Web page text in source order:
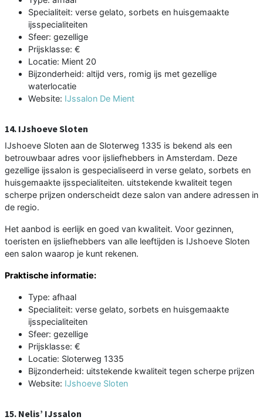
Specialiteit: verse gelato, sorbets en huisgemaakte
ijsspecialiteiten
Sfeer: gezellige
Prijsklasse: €
Locatie: Mient 20
Bijzonderheid: altijd vers, romig ijs met gezellige
waterlocatie
Website: IJssalon De Mient
14. IJshoeve Sloten
IJshoeve Sloten aan de Sloterweg 1335 is bekend als een
betrouwbaar adres voor ijsliefhebbers in Amsterdam. Deze
gezellige ijssalon is gespecialiseerd in verse gelato, sorbets en
huisgemaakte ijsspecialiteiten. uitstekende kwaliteit tegen
scherpe prijzen onderscheidt deze salon van andere adressen in
de regio.
Het aanbod is eerlijk en goed van kwaliteit. Voor gezinnen,
toeristen en ijsliefhebbers van alle leeftijden is IJshoeve Sloten
een salon waarop je kunt rekenen.
Praktische informatie:
Type: afhaal
Specialiteit: verse gelato, sorbets en huisgemaakte
ijsspecialiteiten
Sfeer: gezellige
Prijsklasse: €
Locatie: Sloterweg 1335
Bijzonderheid: uitstekende kwaliteit tegen scherpe prijzen
Website: IJshoeve Sloten
15. Nelis’ IJssalon